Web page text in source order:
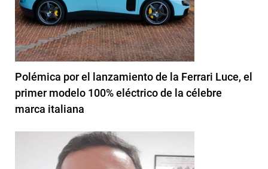
Polémica por el lanzamiento de la Ferrari Luce, el
primer modelo 100% eléctrico de la célebre
marca italiana